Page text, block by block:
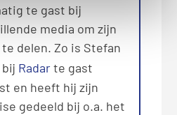
te gast bij
media om zijn
delen. Zo is Stefan
Radarte gast
en heeft hij zijn
gedeeld bij o.a. het